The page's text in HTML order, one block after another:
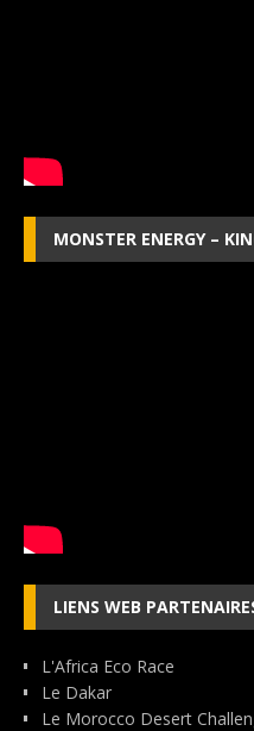
MONSTER ENERGY –
LIENS WEB
L'Africa Eco Race
Le Dakar
Le Morocco Desert